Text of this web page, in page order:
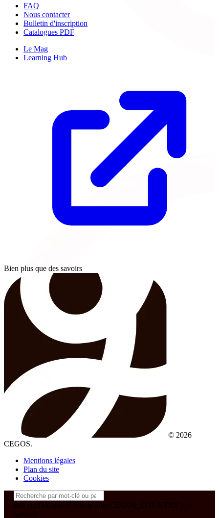
FAQ
Nous contacter
Bulletin d'inscription
Catalogues PDF
Le Mag
Learning Hub
Bien plus que des savoirs
© 2026
CEGOS.
Mentions légales
Plan du site
Cookies
&& config('laravel-theme-inter.CEGOS_COUNTRY') !=
'neves')